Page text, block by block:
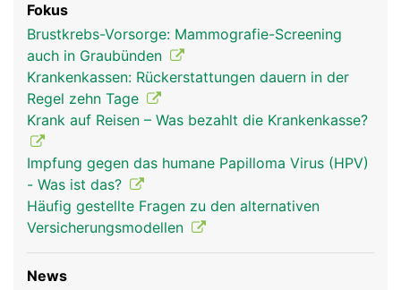
Fokus
Brustkrebs-Vorsorge: Mammografie-Screening
auch in Graubünden
Krankenkassen: Rückerstattungen dauern in der
Regel zehn Tage
Krank auf Reisen – Was bezahlt die Krankenkasse?
Impfung gegen das humane Papilloma Virus (HPV)
- Was ist das?
Häufig gestellte Fragen zu den alternativen
Versicherungsmodellen
News